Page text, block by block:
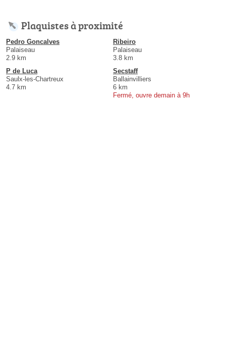
Plaquistes à proximité
Pedro Goncalves
Palaiseau
2.9 km
Ribeiro
Palaiseau
3.8 km
P de Luca
Saulx-les-Chartreux
4.7 km
Secstaff
Ballainvilliers
6 km
Fermé, ouvre demain à 9h